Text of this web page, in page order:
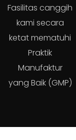
Fasilitas canggih
kami secara
ketat mematuhi
Praktik
Manufaktur
yang Baik (GMP)